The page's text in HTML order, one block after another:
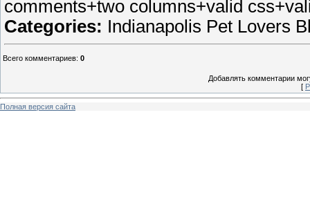
comments+two columns+valid
Categories: Indianapolis Pet Lovers
Всего комментариев: 0
Добавлять комментарии
[
Полная версия сайта